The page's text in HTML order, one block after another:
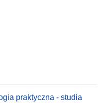
praktyczna - studia